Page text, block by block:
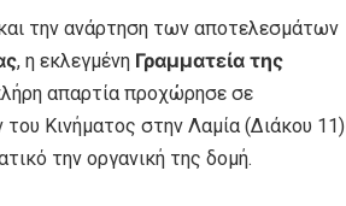
την ανάρτηση των αποτελεσμάτων
, η εκλεγμένη Γραμματεία της
απαρτία προχώρησε σε
Κινήματος στην Λαμία (Διάκου 11)
την οργανική της δομή.